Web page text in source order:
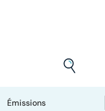
Émissions